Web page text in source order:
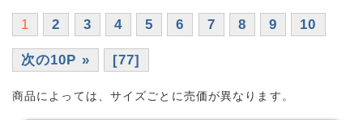
1 2 3 4 5 6 7 8 9 10
次の10P » [77]
商品によっては、サイズごとに売価が異なります。